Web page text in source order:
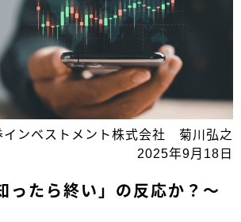
インベストメント株式会社 菊川弘之
2025年9月18日
ったら終い」の反応か？～